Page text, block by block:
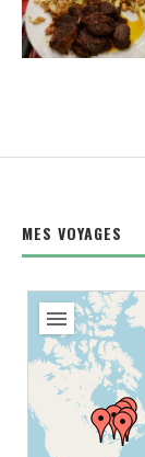
MES VOYAGES